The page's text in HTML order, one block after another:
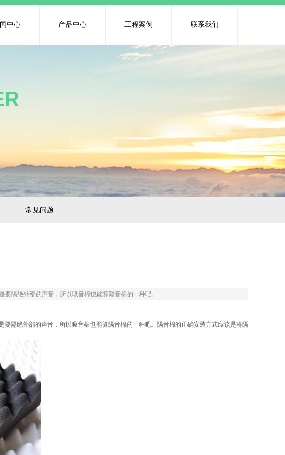
中心 产品中心 工程案例 联系我们
常见问题
隔绝外部的声音，所以吸音棉也能算隔音棉的一种吧。
绝外部的声音，所以吸音棉也能算隔音棉的一种吧。隔音棉的正确安装方式应该是将隔